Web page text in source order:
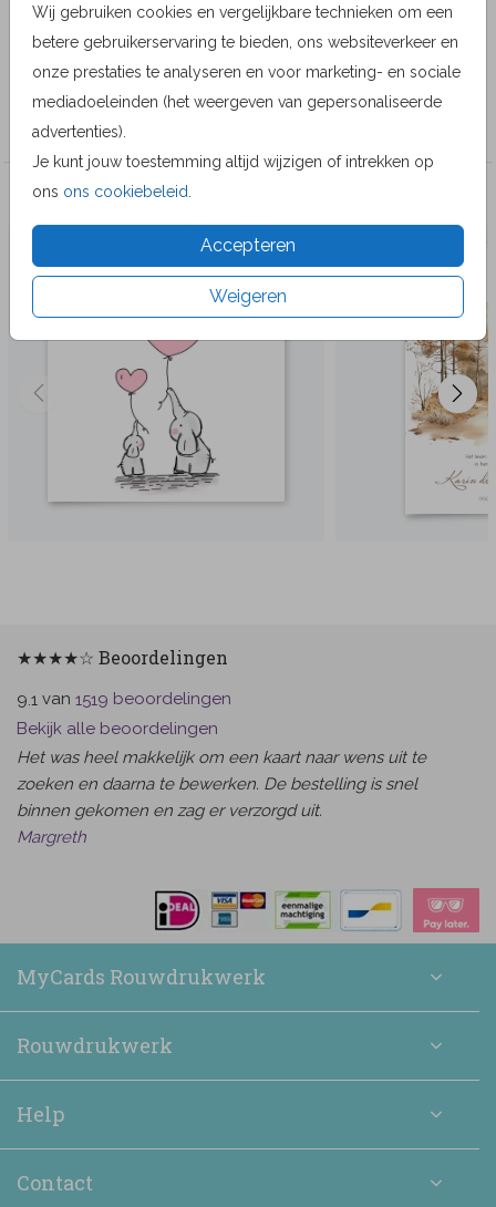
Wij gebruiken cookies en vergelijkbare technieken om een
betere gebruikerservaring te bieden, ons websiteverkeer en
onze prestaties te analyseren en voor marketing- en sociale
mediadoeleinden (het weergeven van gepersonaliseerde
advertenties).
Je kunt jouw toestemming altijd wijzigen of intrekken op
ons ons cookiebeleid
Accepteren
Weigeren
Designer
MyCards Design
Veel gekozen producten
★★★★☆ Beoordelingen
9.1 van 1519 beoordelingen
Bekijk alle beoordelingen
Het was heel makkelijk om een kaart naar wens uit te
zoeken en daarna te bewerken. De bestelling is snel
binnen gekomen en zag er verzorgd uit.
Margreth
MyCards Rouwdrukwerk
Rouwdrukwerk
Help
Contact